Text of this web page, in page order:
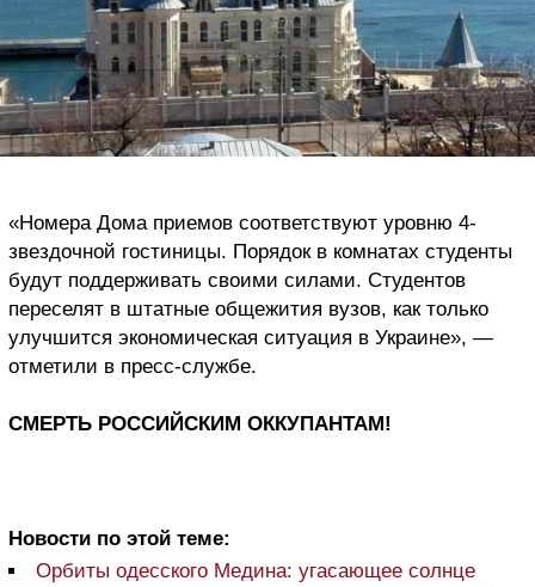
«Номера Дома приемов соответствуют уровню 4-
звездочной гостиницы. Порядок в комнатах студенты
будут поддерживать своими силами. Студентов
переселят в штатные общежития вузов, как только
улучшится экономическая ситуация в Украине», —
отметили в пресс-службе.
СМЕРТЬ РОССИЙСКИМ ОККУПАНТАМ!
Новости по этой теме:
Орбиты одесского Медина: угасающее солнце